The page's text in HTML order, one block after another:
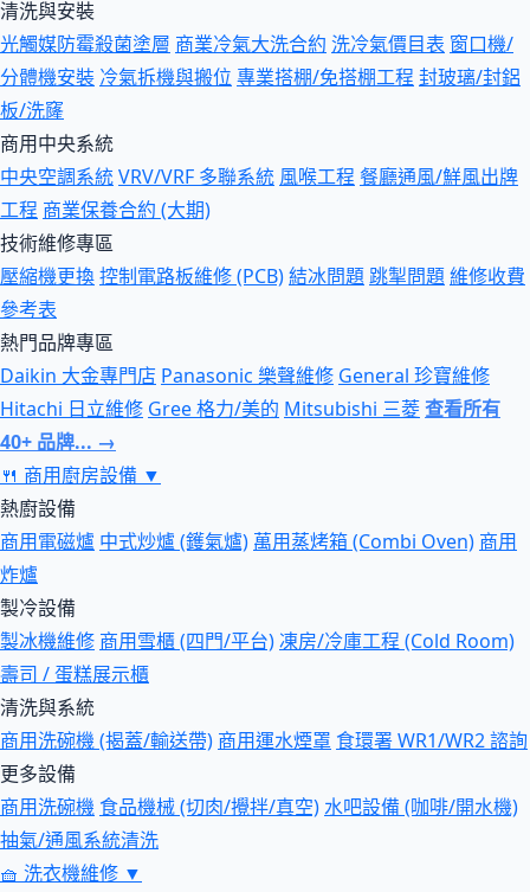
清洗與安裝
光觸媒防霉殺菌塗層 商業冷氣大洗合約 洗冷氣價目表 窗口機/
分體機安裝 冷氣拆機與搬位 專業搭棚/免搭棚工程 封玻璃/封鋁
板/洗窿
商用中央系統
中央空調系統VRV/VRF 多聯系統 風喉工程 餐廳通風/鮮風出牌
工程 商業保養合約 (大期)
技術維修專區
壓縮機更換控制電路板維修 (PCB)結冰問題跳掣問題維修收費
參考表
熱門品牌專區
Daikin 大金專門店 Panasonic 樂聲維修 General 珍寶維修
Hitachi 日立維修 Gree 格力/美的 Mitsubishi 三菱查看所有
40+ 品牌... →
🍴 商用廚房設備 ▼
熱廚設備
商用電磁爐 中式炒爐 (鑊氣爐) 萬用蒸烤箱 (Combi Oven) 商用
炸爐
製冷設備
製冰機維修 商用雪櫃 (四門/平台)凍房/冷庫工程 (Cold Room)
壽司 / 蛋糕展示櫃
清洗與系統
商用洗碗機 (揭蓋/輸送帶) 商用運水煙罩 食環署 WR1/WR2 諮詢
更多設備
商用洗碗機 食品機械 (切肉/攪拌/真空)水吧設備 (咖啡/開水機)
抽氣/通風系統清洗
🧺 洗衣機維修 ▼